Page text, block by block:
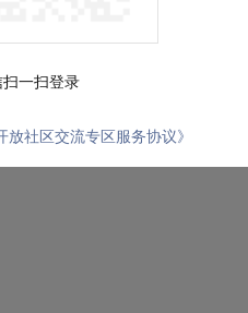
一扫登录
放社区交流专区服务协议》